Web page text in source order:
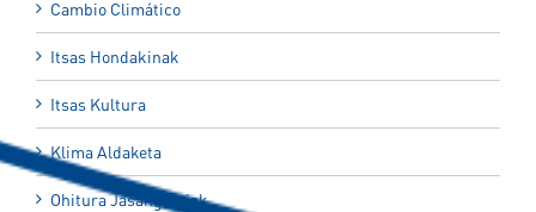
Cambio Climático
Itsas Hondakinak
Itsas Kultura
Klima Aldaketa
Ohitura Jasangarriak